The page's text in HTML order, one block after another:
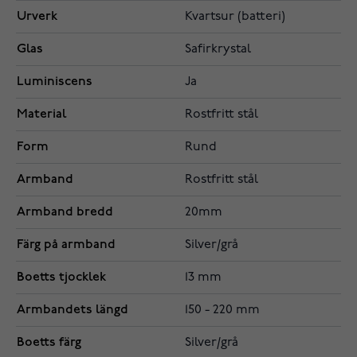
Urverk Kvartsur (batteri)
Glas Safirkrystal
Luminiscens Ja
Material Rostfritt stål
Form Rund
Armband Rostfritt stål
Armband bredd 20mm
Färg på armband Silver/grå
Boetts tjocklek 13 mm
Armbandets längd 150 - 220 mm
Boetts färg Silver/grå